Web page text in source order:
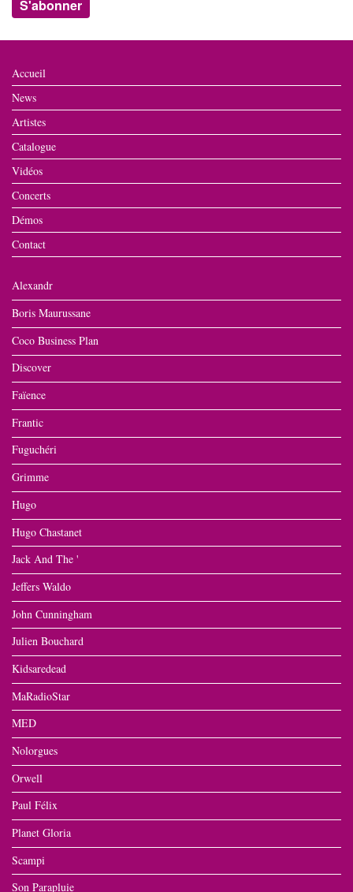
Accueil
News
Artistes
Catalogue
Vidéos
Concerts
Démos
Contact
Alexandr
Boris Maurussane
Coco Business Plan
Discover
Faïence
Frantic
Fuguchéri
Grimme
Hugo
Hugo Chastanet
Jack And The '
Jeffers Waldo
John Cunningham
Julien Bouchard
Kidsaredead
MaRadioStar
MED
Nolorgues
Orwell
Paul Félix
Planet Gloria
Scampi
Son Parapluie